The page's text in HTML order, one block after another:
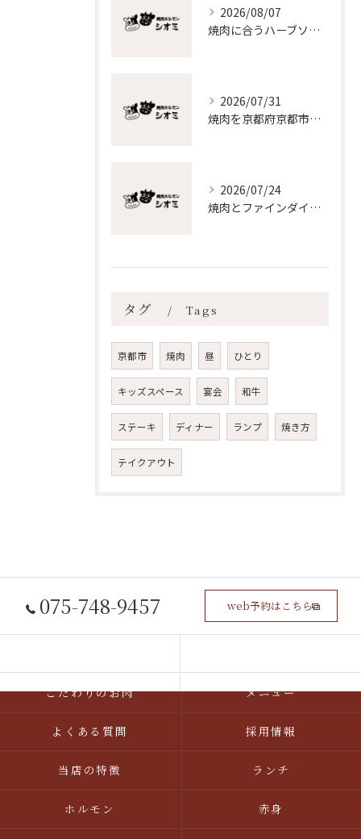
2026/08/07
焼肉に合うハーブソースの選び方と家庭で楽しむ簡単アレンジ術
2026/07/31
焼肉を京都府京都市北区流自家製調味料で味わう食体験と独自ダレの魅力徹底ガイド
2026/07/24
焼肉とファインダイニングの最前線で著名人エピソードや話題店の魅力を徹底解剖
タグ Tags
京都市 焼肉 昼 ひとり
キッズスペース 宴会 和牛
ステーキ ディナー ランプ 焼き方
テイクアウト
075-748-9457 web予約はこちら
こだわりのお肉 メニュー
よくある質問 採用情報
当店の特徴 ランチ
ホルモン 赤身